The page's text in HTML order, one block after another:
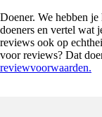
Doener. We hebben
doeners en vertel wat
reviews ook op
voor reviews? Dat
reviewvoorwaarden.